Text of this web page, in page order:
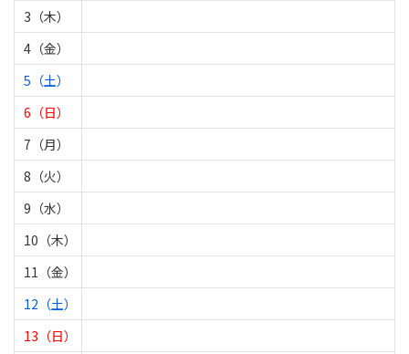
3（木）
4（金）
5（土）
6（日）
7（月）
8（火）
9（水）
10（木）
11（金）
12（土）
13（日）